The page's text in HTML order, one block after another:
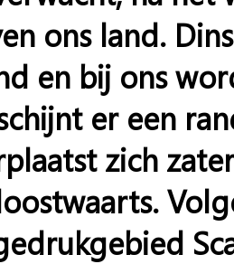
ons land.
en bij ons
er een
zich